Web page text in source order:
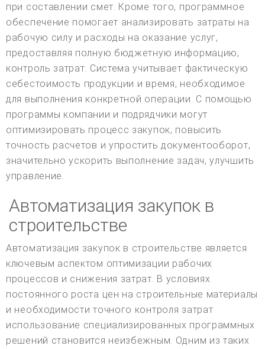
при составлении смет. Кроме того, программное
обеспечение помогает анализировать затраты на
рабочую силу и расходы на оказание услуг,
предоставляя полную бюджетную информацию,
контроль затрат. Система учитывает фактическую
себестоимость продукции и время, необходимое
для выполнения конкретной операции. С помощью
программы компании и подрядчики могут
оптимизировать процесс закупок, повысить
точность расчетов и упростить документооборот,
значительно ускорить выполнение задач, улучшить
управление.
Автоматизация закупок в
строительстве
Автоматизация закупок в строительстве является
ключевым аспектом оптимизации рабочих
процессов и снижения затрат. В условиях
постоянного роста цен на строительные материалы
и необходимости точного контроля затрат
использование специализированных программных
решений становится неизбежным. Одним из таких